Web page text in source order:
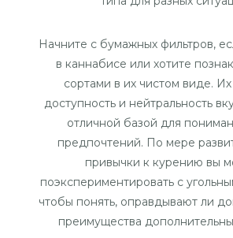
Начните с бумажных фильтров,
в каннабисе или хотите
сортами в их чистом виде.
доступность и нейтральность
отличной базой для
предпочтений. По мере
привычки к курению вы
поэкспериментировать с
чтобы понять, оправдывают ли
преимущества